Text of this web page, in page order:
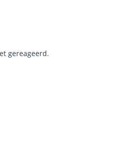
gereageerd.